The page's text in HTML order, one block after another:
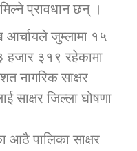
जुम्लाको सूचना
प्रावधान छन् ।
आर्चायले जुम्लामा १५
हजार ३१९ रहेकामा
नागरिक साक्षर
साक्षर जिल्ला घोषणा
आठै पालिका साक्षर